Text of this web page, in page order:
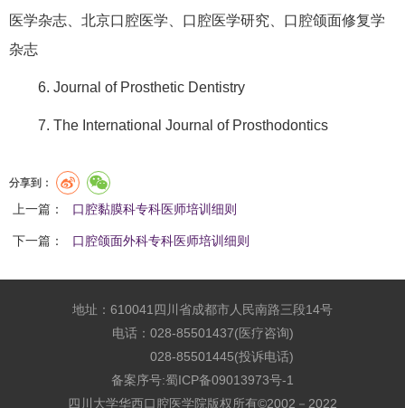
医学杂志、北京口腔医学、口腔医学研究、口腔颌面修复学
杂志
6. Journal of Prosthetic Dentistry
7. The International Journal of Prosthodontics
分享到：
上一篇： 口腔黏膜科专科医师培训细则
下一篇： 口腔颌面外科专科医师培训细则
地址：610041四川省成都市人民南路三段14号
电话：028-85501437(医疗咨询)
028-85501445(投诉电话)
备案序号:蜀ICP备09013973号-1
四川大学华西口腔医学院版权所有©2002－2022